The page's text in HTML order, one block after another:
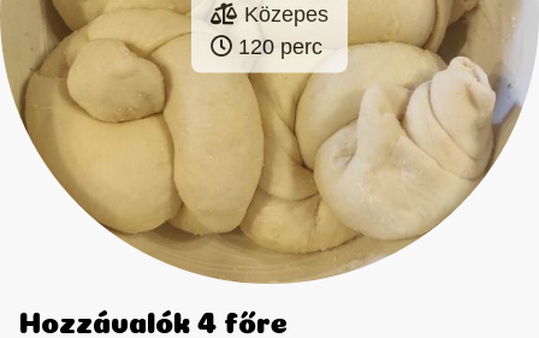
Közepes
120 perc
Hozzávalók 4 főre